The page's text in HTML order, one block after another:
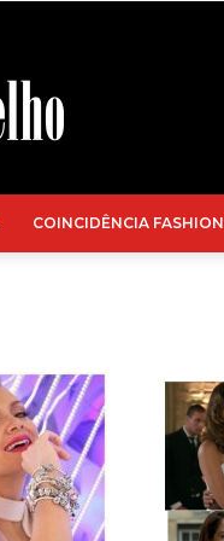
COINCIDÊNCIA FASHION